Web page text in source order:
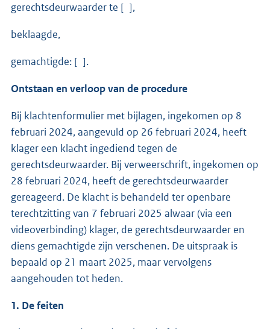
gerechtsdeurwaarder te [ ],
beklaagde,
gemachtigde: [ ].
Ontstaan en verloop van de procedure
Bij klachtenformulier met bijlagen, ingekomen op 8
februari 2024, aangevuld op 26 februari 2024, heeft
klager een klacht ingediend tegen de
gerechtsdeurwaarder. Bij verweerschrift, ingekomen op
28 februari 2024, heeft de gerechtsdeurwaarder
gereageerd. De klacht is behandeld ter openbare
terechtzitting van 7 februari 2025 alwaar (via een
videoverbinding) klager, de gerechtsdeurwaarder en
diens gemachtigde zijn verschenen. De uitspraak is
bepaald op 21 maart 2025, maar vervolgens
aangehouden tot heden.
1. De feiten